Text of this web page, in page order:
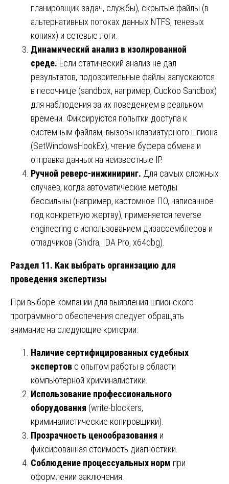
планировщик задач, службы), скрытые файлы (в
альтернативных потоках данных NTFS, теневых
копиях) и сетевые логи.
Динамический анализ в изолированной
среде. Если статический анализ не дал
результатов, подозрительные файлы запускаются
в песочнице (sandbox, например, Cuckoo Sandbox)
для наблюдения за их поведением в реальном
времени. Фиксируются попытки доступа к
системным файлам, вызовы клавиатурного шпиона
(SetWindowsHookEx), чтение буфера обмена и
отправка данных на неизвестные IP.
Ручной реверс-инжиниринг. Для самых сложных
случаев, когда автоматические методы
бессильны (например, кастомное ПО, написанное
под конкретную жертву), применяется reverse
engineering с использованием дизассемблеров и
отладчиков (Ghidra, IDA Pro, x64dbg).
Раздел 11. Как выбрать организацию для
проведения экспертизы
При выборе компании для выявления шпионского
программного обеспечения следует обращать
внимание на следующие критерии:
Наличие сертифицированных судебных
экспертов с опытом работы в области
компьютерной криминалистики.
Использование профессионального
оборудования (write-blockers,
криминалистические копировщики).
Прозрачность ценообразования и
фиксированная стоимость диагностики.
Соблюдение процессуальных норм при
оформлении заключения.